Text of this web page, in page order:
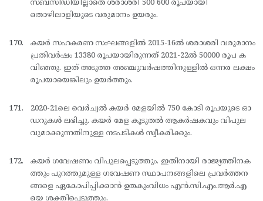
സബ്സിഡിയില്ലാതെ ശരാശരി 500 600 രൂപയായി
തൊഴിലാളിയുടെ വരുമാനം ഉയരും.
കയര്‍ സഹകരണ സംഘങ്ങളില്‍ 2015-16ല്‍ ശരാശരി വരുമാനം
പ്രതിവര്‍ഷം 13380 രൂപയായിരുന്നത് 2021-22ല്‍ 50000 രൂപ ക
വിഞ്ഞു. ഇത് അടുത്ത അഞ്ചുവര്‍ഷത്തിനുള്ളില്‍ ഒന്നര ലക്ഷം
രൂപയായെങ്കിലും ഉയര്‍ത്തും.
2020-21ലെ വെര്‍ച്വല്‍ കയര്‍ മേളയില്‍ 750 കോടി രൂപയുടെ ഓ
ഡറുകള്‍ ലഭിച്ചു. കയര്‍ മേള കൂടുതല്‍ ആകര്‍ഷകവും വിപുല
വുമാക്കുന്നതിനുള്ള നടപടികള്‍ സ്വീകരിക്കും.
കയര്‍ ഗവേഷണം വിപുലപ്പെടുത്തും. ഇതിനായി രാജ്യത്തിനക
ത്തും പുറത്തുമുള്ള ഗവേഷണ സ്ഥാപനങ്ങളിലെ പ്രവര്‍ത്തന
ങ്ങളെ ഏകോപിപ്പിക്കാന്‍ ഉതകുംവിധം എന്‍.സി.എം.ആര്‍.എ
യെ ശക്തിപ്പെടുത്തും.